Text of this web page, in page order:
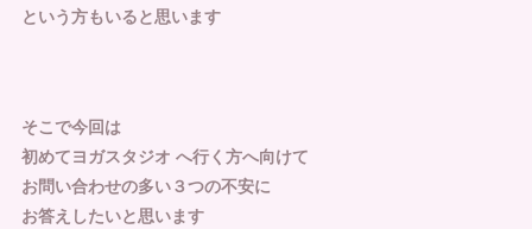
という方もいると思います
そこで今回は
初めてヨガスタジオ へ行く方へ向けて
お問い合わせの多い３つの不安に
お答えしたいと思います